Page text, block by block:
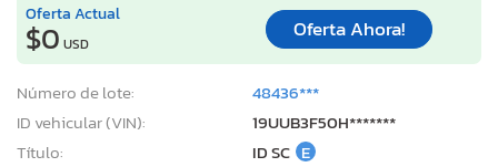
Oferta Actual
$0 USD
Oferta Ahora!
Número de lote:
48436***
ID vehicular (VIN):
19UUB3F50H*******
Título:
ID SC E